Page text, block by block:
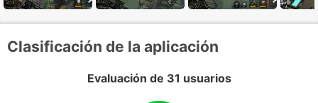
Clasificación de la aplicación
Evaluación de 31 usuarios